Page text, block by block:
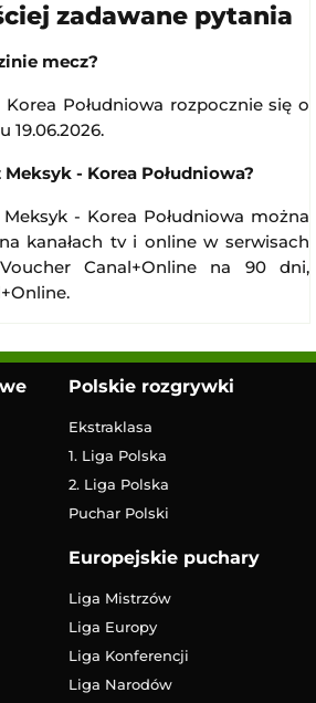
zadawane pytania
mecz?
Południowa rozpocznie się o
19.06.2026.
- Korea Południowa?
- Korea Południowa można
kanałach tv i online w serwisach
Canal+Online na 90 dni,
Polskie rozgrywki
Ekstraklasa
1. Liga Polska
2. Liga Polska
Puchar Polski
Europejskie puchary
Liga Mistrzów
Liga Europy
Liga Konferencji
Liga Narodów